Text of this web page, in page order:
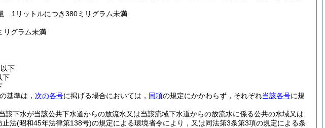
1リットルにつき380ミリグラム未満
リグラム未満
下
下
基準は， 次の各号に掲げる場合においては， 同項の規定にかかわらず，それぞれ当該各号に規
該下水が当該公共下水道からの放流水又は当該流域下水道からの放流水に係る公共の水域又は
止法(昭和45年法律第138号)の規定による環境省令により，又は同法第3条第3項の規定による条